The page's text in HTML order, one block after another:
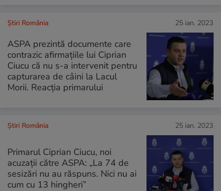
Știri România 25 ian. 2023
ASPA prezintă documente care
contrazic afirmațiile lui Ciprian
Ciucu că nu s-a intervenit pentru
capturarea de câini la Lacul
Morii. Reacția primarului
Știri România 25 ian. 2023
Primarul Ciprian Ciucu, noi
acuzații către ASPA: „La 74 de
sesizări nu au răspuns. Nici nu ai
cum cu 13 hingheri”